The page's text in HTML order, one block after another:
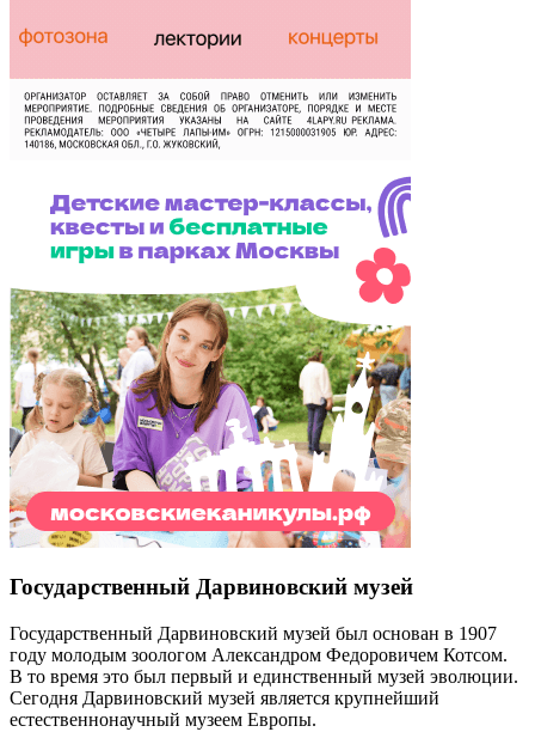
Государственный Дарвиновский музей
Государственный Дарвиновский музей был основан в 1907
году молодым зоологом Александром Федоровичем Котсом.
В то время это был первый и единственный музей эволюции.
Сегодня Дарвиновский музей является крупнейший
естественнонаучный музеем Европы.